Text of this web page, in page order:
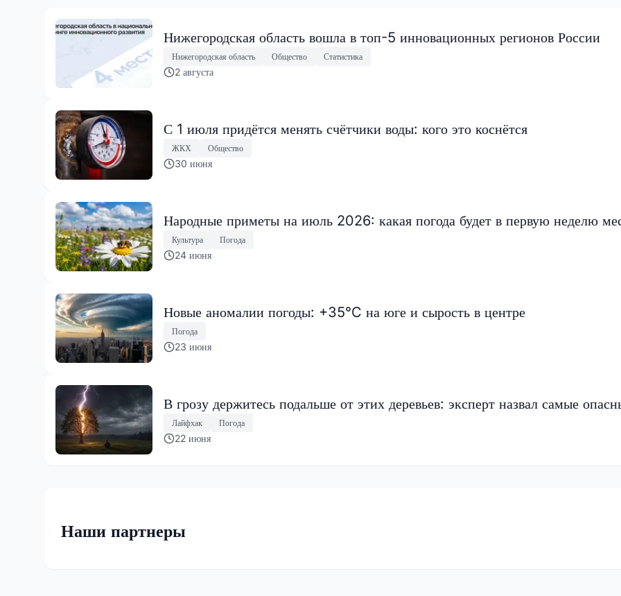
Нижегородская область вошла в топ-5 инновационных регионов России
Нижегородская область Общество Статистика
2 августа
С 1 июля придётся менять счётчики воды: кого это коснётся
ЖКХ Общество
30 июня
Народные приметы на июль 2026: какая погода будет в первую неделю
Культура Погода
24 июня
Новые аномалии погоды: +35°C на юге и сырость в центре
Погода
23 июня
В грозу держитесь подальше от этих деревьев: эксперт назвал самые
Лайфхак Погода
22 июня
Наши партнеры